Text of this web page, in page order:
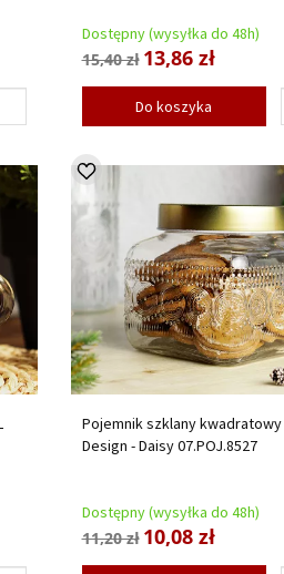
Dostępny (wysyłka do 48h)
15,40 zł 13,86 zł
Do koszyka
Pojemnik szklany kwadratowy
Design - Daisy 07.POJ.8527
Dostępny (wysyłka do 48h)
11,20 zł 10,08 zł